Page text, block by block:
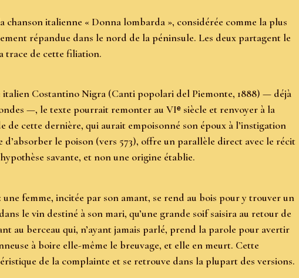
chanson italienne « Donna lombarda », considérée comme la plus
répandue dans le nord de la péninsule. Les deux partagent le
trace de cette filiation.
italien Costantino Nigra (Canti popolari del Piemonte, 1888) — déjà
—, le texte pourrait remonter au VIᵉ siècle et renvoyer à la
de cette dernière, qui aurait empoisonné son époux à l’instigation
d’absorber le poison (vers 573), offre un parallèle direct avec le récit
savante, et non une origine établie.
une femme, incitée par son amant, se rend au bois pour y trouver un
le vin destiné à son mari, qu’une grande soif saisira au retour de
au berceau qui, n’ayant jamais parlé, prend la parole pour avertir
à boire elle-même le breuvage, et elle en meurt. Cette
de la complainte et se retrouve dans la plupart des versions.